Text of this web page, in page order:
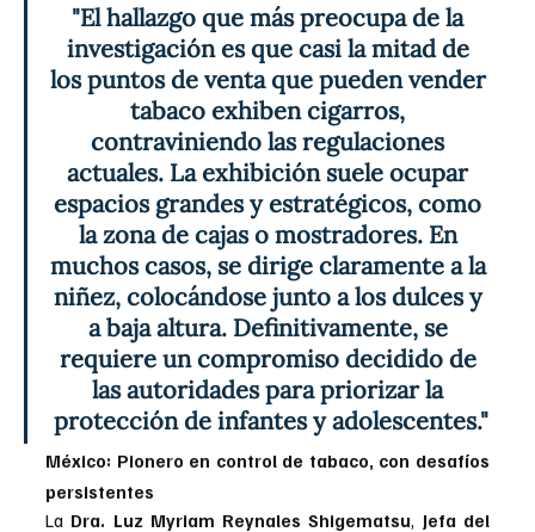
"El hallazgo que más preocupa de la
investigación es que casi la mitad de
los puntos de venta que pueden vender
tabaco exhiben cigarros,
contraviniendo las regulaciones
actuales. La exhibición suele ocupar
espacios grandes y estratégicos, como
la zona de cajas o mostradores. En
muchos casos, se dirige claramente a la
niñez, colocándose junto a los dulces y
a baja altura. Definitivamente, se
requiere un compromiso decidido de
las autoridades para priorizar la
protección de infantes y adolescentes."
México: Pionero en control de tabaco, con desafíos
persistentes
La Dra. Luz Myriam Reynales Shigematsu
Jefa del